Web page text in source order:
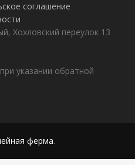
соглашение
Хохловский переулок 13
указании обратной
ферма.